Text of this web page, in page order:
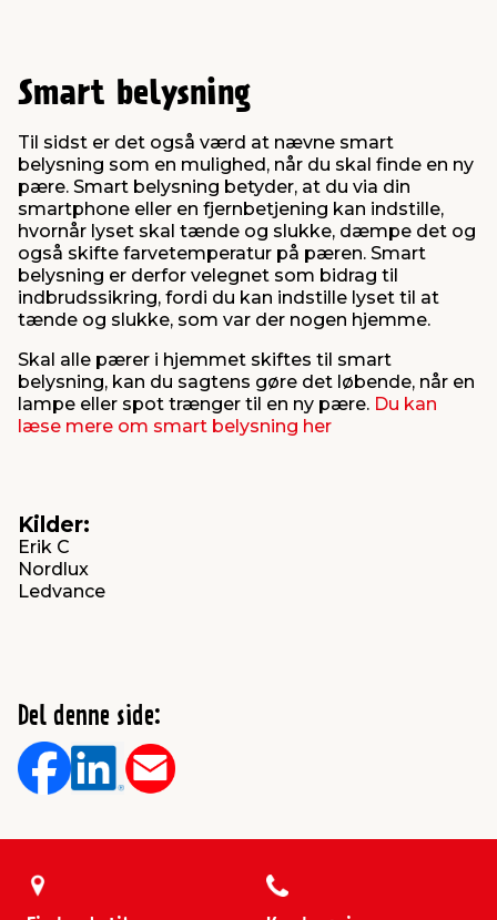
Smart belysning
Til sidst er det også værd at nævne smart
belysning som en mulighed, når du skal finde en ny
pære. Smart belysning betyder, at du via din
smartphone eller en fjernbetjening kan indstille,
hvornår lyset skal tænde og slukke, dæmpe det og
også skifte farvetemperatur på pæren. Smart
belysning er derfor velegnet som bidrag til
indbrudssikring, fordi du kan indstille lyset til at
tænde og slukke, som var der nogen hjemme.
Skal alle pærer i hjemmet skiftes til smart
belysning, kan du sagtens gøre det løbende, når en
lampe eller spot trænger til en ny pære. Du kan
læse mere om smart belysning her
Kilder:
Erik C
Nordlux
Ledvance
Del denne side: